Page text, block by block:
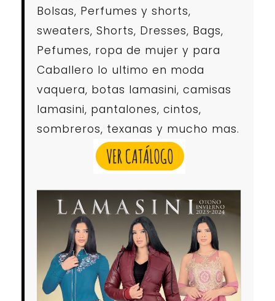
Bolsas, Perfumes y shorts,
sweaters, Shorts, Dresses, Bags,
Pefumes, ropa de mujer y para
Caballero lo ultimo en moda
vaquera, botas lamasini, camisas
lamasini, pantalones, cintos,
sombreros, texanas y mucho mas.